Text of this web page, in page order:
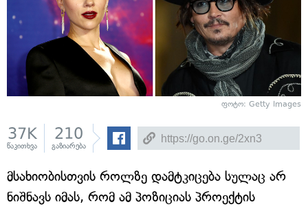
ფოტო: Getty Images
37K
წაკითხვა
210
გაზიარება
მსახიობისთვის როლზე დამტკიცება სულაც არ
ნიშნავს იმას, რომ ამ პოზიციას პროექტის